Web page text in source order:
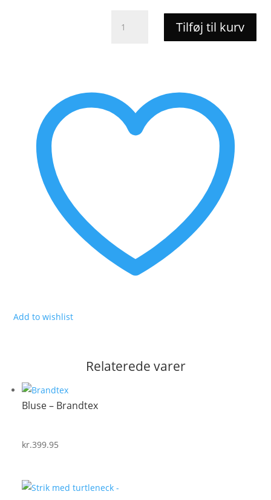
Bomulds
Tilføj til kurv
Add to wishlist
Relaterede varer
Bluse – Brandtex
kr.399.95